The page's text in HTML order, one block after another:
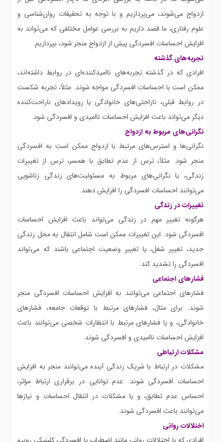
ازدواج می‌شوند، می‌پردازیم و با توجه به تحقیقات روان‌شناسی و
علوم رفتاری، ما قصد داریم به بررسی عوامل مختلفی که می‌تواند به
افزایش احساسات افسردگی پیش از ازدواج منجر شود، بپردازیم.
تجربه‌های گذشته
افرادی که در گذشته تجربه‌های ناامیدکننده‌ای در روابط داشته‌اند،
ممکن است با احساسات افسردگی مواجه شوند. مثلاً، تجربه شکست
در روابط قبلی، ناراحتی‌های خانوادگی یا رویدادهای ناراحت‌کننده
دیگر می‌تواند باعث افزایش احساسات ناامیدی و افسردگی شود.
نگرانی‌های مربوط به ازدواج
نگرانی‌ها و استرس‌های مرتبط با ازدواج ممکن است به افسردگی
منجر شود. مثلاً، ترس از عدم تطابق با همسر، ترس از تغییرات
زندگی، یا نگرانی‌های مربوط به مسئولیت‌های زندگی زناشویی
می‌توانند احساسات افسردگی را افزایش دهند.
تغییرات در زندگی
هرگونه تغییر مهم در زندگی می‌تواند باعث افزایش احساسات
افسردگی شود. این تغییرات ممکن است شامل انتقال به محل زندگی
جدید، تغییر شغل، یا تغییر وضعیت اجتماعی باشند که می‌تواند
افسردگی را تشدید کند.
فشارهای اجتماعی
فشارهای اجتماعی می‌توانند به افزایش احساسات افسردگی منجر
شوند. برای مثال، فشارهای مرتبط با توقعات جامعه، فشارهای
خانوادگی، و یا فشارهای مرتبط با انتظارات شخصی می‌توانند باعث
افزایش احساسات ناامیدی و افسردگی شوند.
مشکلات ارتباطی
مشکلات در ارتباط با شریک زندگی آینده می‌توانند منجر به افزایش
احساسات افسردگی شوند. عدم توانایی در برقراری ارتباط مؤثر،
احساس عدم تطابق، و یا مشکلات در انتقال احساسات و نیازها
می‌توانند باعث افسردگی شوند.
اختلالات روانی